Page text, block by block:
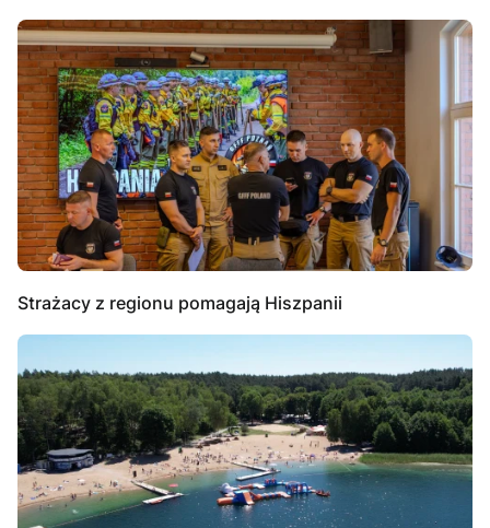
Strażacy z regionu pomagają Hiszpanii